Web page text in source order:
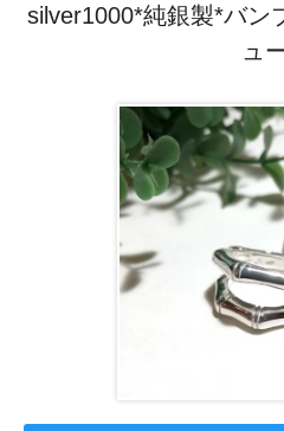
silver1000*純銀製*バン
ュ